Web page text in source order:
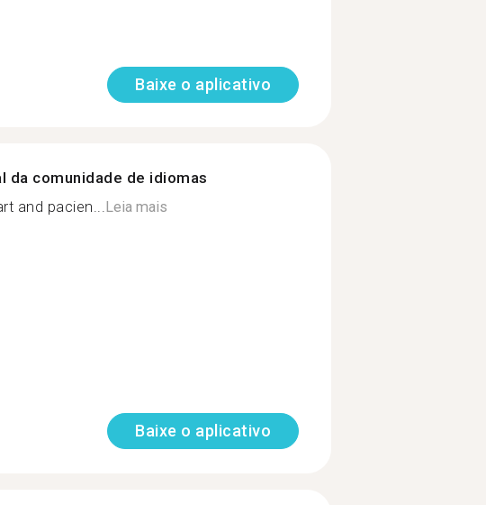
Baixe o aplicativo
da comunidade de idiomas
and pacien...Leia mais
Baixe o aplicativo